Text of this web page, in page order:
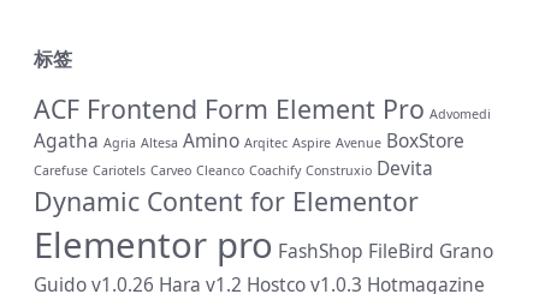
标签
ACF Frontend Form Element Pro Advomedi
Agatha Agria Altesa Amino Arqitec Aspire Avenue BoxStore
Carefuse Cariotels Carveo Cleanco Coachify Construxio Devita
Dynamic Content for Elementor
Elementor pro FashShop FileBird Grano
Guido v1.0.26 Hara v1.2 Hostco v1.0.3 Hotmagazine